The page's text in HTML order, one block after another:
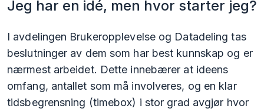
Jeg har en idé, men hvor starter jeg?
I avdelingen Brukeropplevelse og Datadeling tas
beslutninger av dem som har best kunnskap og er
nærmest arbeidet. Dette innebærer at ideens
omfang, antallet som må involveres, og en klar
tidsbegrensning (timebox) i stor grad avgjør hvor